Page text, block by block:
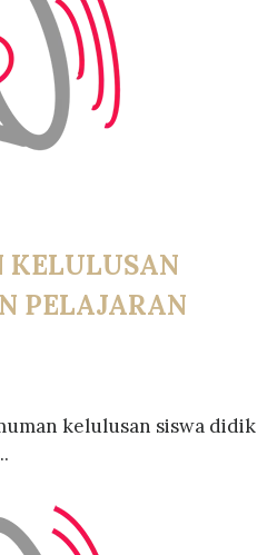
KELULUSAN
PELAJARAN
kelulusan siswa didik